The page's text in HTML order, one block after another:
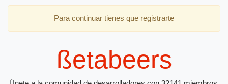
Para continuar tienes que registrarte
ßetabeers